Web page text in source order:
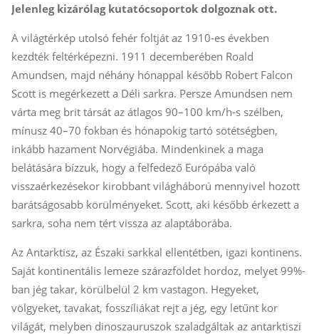
Jelenleg kizárólag kutatócsoportok dolgoznak ott.
A világtérkép utolsó fehér foltját az 1910-es években
kezdték feltérképezni. 1911 decemberében Roald
Amundsen, majd néhány hónappal később Robert Falcon
Scott is megérkezett a Déli sarkra. Persze Amundsen nem
várta meg brit társát az átlagos 90–100 km/h-s szélben,
mínusz 40–70 fokban és hónapokig tartó sötétségben,
inkább hazament Norvégiába. Mindenkinek a maga
belátására bízzuk, hogy a felfedező Európába való
visszaérkezésekor kirobbant világháború mennyivel hozott
barátságosabb körülményeket. Scott, aki később érkezett a
sarkra, soha nem tért vissza az alaptáborába.
Az Antarktisz, az Északi sarkkal ellentétben, igazi kontinens.
Saját kontinentális lemeze szárazföldet hordoz, melyet 99%-
ban jég takar, körülbelül 2 km vastagon. Hegyeket,
völgyeket, tavakat, fosszíliákat rejt a jég, egy letűnt kor
világát, melyben dinoszauruszok szaladgáltak az antarktiszi